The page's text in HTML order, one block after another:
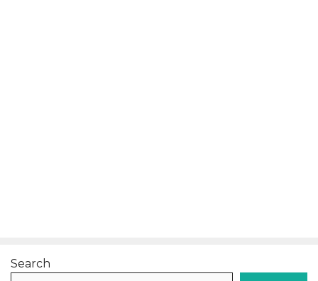
Search